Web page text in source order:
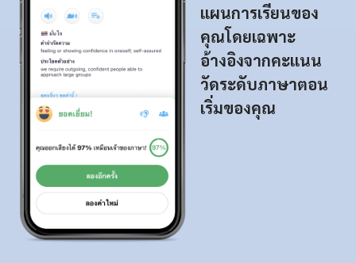
แผนการเรียนของ
คุณโดยเฉพาะ
อ้างอิงจากคะแนน
วัดระดับภาษาตอน
เริ่มของคุณ